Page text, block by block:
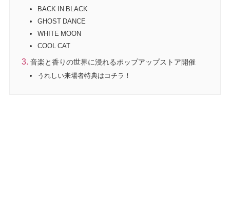
BACK IN BLACK
GHOST DANCE
WHITE MOON
COOL CAT
音楽と香りの世界に浸れるポップアップストア開催
うれしい来場者特典はコチラ！